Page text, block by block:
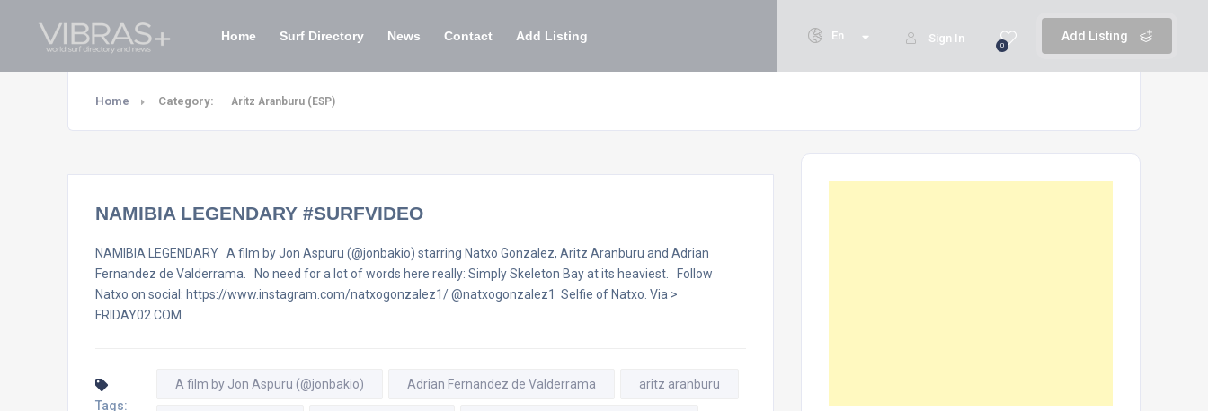
Add Listing
0
Sign In
En
Home Surf Directory News Contact Add Listing
Home Category: Aritz Aranburu (ESP)
NAMIBIA LEGENDARY #SURFVIDEO
NAMIBIA LEGENDARY A film by Jon Aspuru (@jonbakio) starring Natxo Gonzalez, Aritz Aranburu and Adrian
Fernandez de Valderrama. No need for a lot of words here really: Simply Skeleton Bay at its heaviest. Follow
Natxo on social: https://www.instagram.com/natxogonzalez1/ @natxogonzalez1 Selfie of Natxo. Via >
FRIDAY02.COM
Tags:
A film by Jon Aspuru (@jonbakio) Adrian Fernandez de Valderrama aritz aranburu